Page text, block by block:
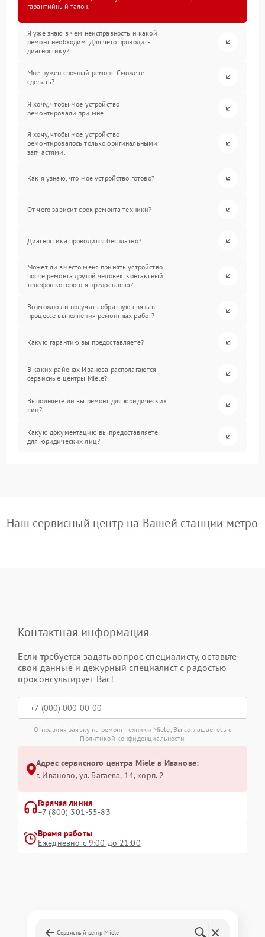
гарантийный талон.
Я уже знаю в чем неисправность и какой
ремонт необходим. Для чего проводить
диагностику?
Мне нужен срочный ремонт. Сможете
сделать?
Я хочу, чтобы мое устройство
ремонтировали при мне.
Я хочу, чтобы мое устройство
ремонтировалось только оригинальными
запчастями.
Как я узнаю, что мое устройство готово?
От чего зависит срок ремонта техники?
Диагностика проводится бесплатно?
Может ли вместо меня принять устройство
после ремонта другой человек, контактный
телефон которого я предоставлю?
Возможно ли получать обратную связь в
процессе выполнения ремонтных работ?
Какую гарантию вы предоставляете?
В каких районах Иванова располагаются
сервисные центры Miele?
Выполняете ли вы ремонт для юридических
лиц?
Какую документацию вы предоставляете
для юридических лиц?
Наш сервисный центр на Вашей станции метро
Контактная информация
Если требуется задать вопрос специалисту, оставьте
свои данные и дежурный специалист с радостью
проконсультирует Вас!
Отправляя заявку на ремонт техники Miele, Вы соглашаетесь с
Политикой конфиденциальности
Адрес сервисного центра Miele в Иванове:
г. Иваново, ул. Багаева, 14, корп. 2
Горячая линия
+7 (800) 301-55-83
Время работы
Ежедневно с 9:00 до 21:00
Сервисный центр Miele